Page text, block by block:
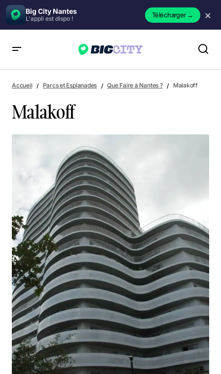
Big City Nantes
L'appli est dispo ! Télécharger→ ×
Accueil Parcs et Esplanades Que Faire à Nantes ? Malakoff
Malakoff